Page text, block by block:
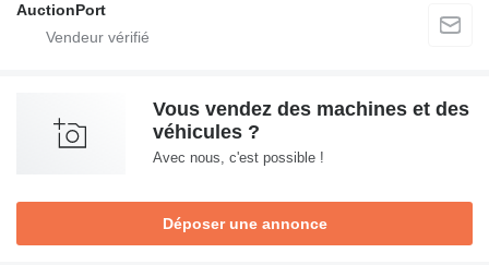
AuctionPort
Vous vendez des machines et des
véhicules ?
Avec nous, c'est possible !
Déposer une annonce